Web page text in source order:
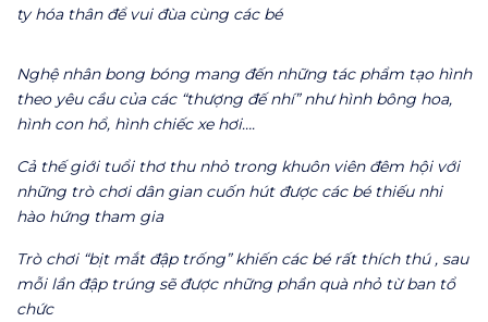
ty hóa thân để vui đùa cùng các bé
Nghệ nhân bong bóng mang đến những tác phẩm tạo hình
theo yêu cầu của các “thượng đế nhí” như hình bông hoa,
hình con hổ, hình chiếc xe hơi….
Cả thế giới tuổi thơ thu nhỏ trong khuôn viên đêm hội với
những trò chơi dân gian cuốn hút được các bé thiếu nhi
hào hứng tham gia
Trò chơi “bịt mắt đập trống” khiến các bé rất thích thú , sau
mỗi lần đập trúng sẽ được những phần quà nhỏ từ ban tổ
chức